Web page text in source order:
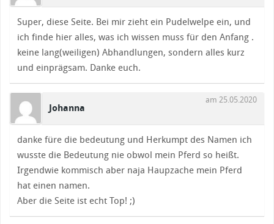
Super, diese Seite. Bei mir zieht ein Pudelwelpe ein, und
ich finde hier alles, was ich wissen muss für den Anfang .
keine lang(weiligen) Abhandlungen, sondern alles kurz
und einprägsam. Danke euch.
Johanna
am 25.05.2020
danke füre die bedeutung und Herkumpt des Namen ich
wusste die Bedeutung nie obwol mein Pferd so heißt.
Irgendwie kommisch aber naja Haupzache mein Pferd
hat einen namen.
Aber die Seite ist echt Top! ;)